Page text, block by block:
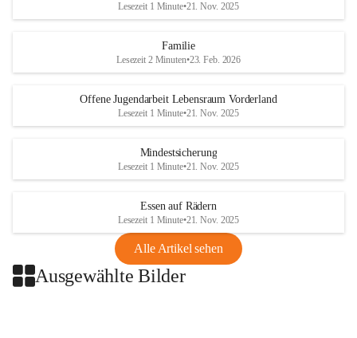
Lesezeit 1 Minute•21. Nov. 2025
Familie
Lesezeit 2 Minuten•23. Feb. 2026
Offene Jugendarbeit Lebensraum Vorderland
Lesezeit 1 Minute•21. Nov. 2025
Mindestsicherung
Lesezeit 1 Minute•21. Nov. 2025
Essen auf Rädern
Lesezeit 1 Minute•21. Nov. 2025
Alle Artikel sehen
Ausgewählte Bilder